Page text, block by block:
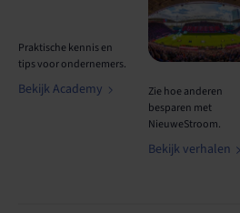
Praktische kennis en
tips voor ondernemers.
Bekijk Academy
Zie hoe anderen
besparen met
NieuweStroom.
Bekijk verhalen